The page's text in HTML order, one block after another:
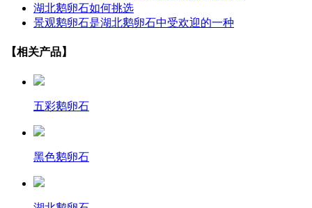
湖北鹅卵石如何挑选
景观鹅卵石是湖北鹅卵石中受欢迎的一种
【相关产品】
五彩鹅卵石
黑色鹅卵石